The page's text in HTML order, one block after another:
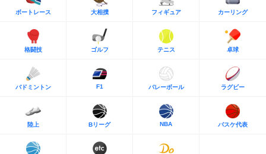
ボートレース 大相撲 フィギュア カーリング
格闘技 ゴルフ テニス 卓球
バドミントン F1 バレーボール ラグビー
陸上 Bリーグ NBA バスケ代表